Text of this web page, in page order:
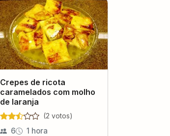
Crepes de ricota
caramelados com molho
de laranja
(2 votos)
6 1 hora